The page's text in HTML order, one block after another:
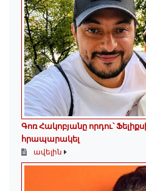
Գոռ Հակոբյանը որդու՝
հրապարակել
ավելին